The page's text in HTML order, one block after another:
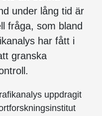
under lång tid är
fråga, som bland
har fått i
granska
uppdragit